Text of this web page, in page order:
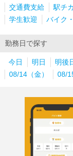
交通費支給
駅チカ
学生歓迎
バイク
勤務日で探す
今日 明日 明後
08/14（金）
08/